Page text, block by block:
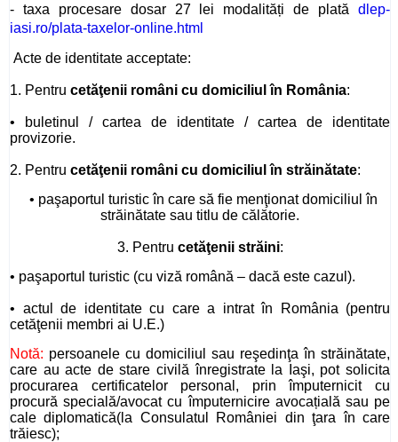
- taxa procesare dosar 27 lei modalități de plată
dlep-
iasi.ro/plata-taxelor-online.html
Acte de identitate acceptate:
1. Pentru cetăţenii români cu domiciliul în România:
• buletinul / cartea de identitate / cartea de identitate
provizorie.
2. Pentru cetăţenii români cu domiciliul în străinătate:
• paşaportul turistic în care să fie menţionat domiciliul în
străinătate sau titlu de călătorie.
3. Pentru cetăţenii străini:
• paşaportul turistic (cu viză română – dacă este cazul).
• actul de identitate cu care a intrat în România (pentru
cetăţenii membri ai U.E.)
Notă: persoanele cu domiciliul sau reşedinţa în străinătate,
care au acte de stare civilă înregistrate la Iaşi, pot solicita
procurarea certificatelor personal, prin împuternicit cu
procură specială/avocat cu împuternicire avocațială sau pe
cale diplomatică(la Consulatul României din ţara în care
trăiesc);